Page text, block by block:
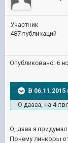
Участник
487 публикаций
Опубликовано: 6
В
О даааа, на 4
О, дааа я
Почему линкоры